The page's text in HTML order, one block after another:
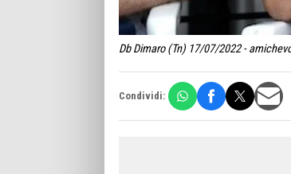
Db Dimaro (Tn) 17/07/2022 -
Condividi: